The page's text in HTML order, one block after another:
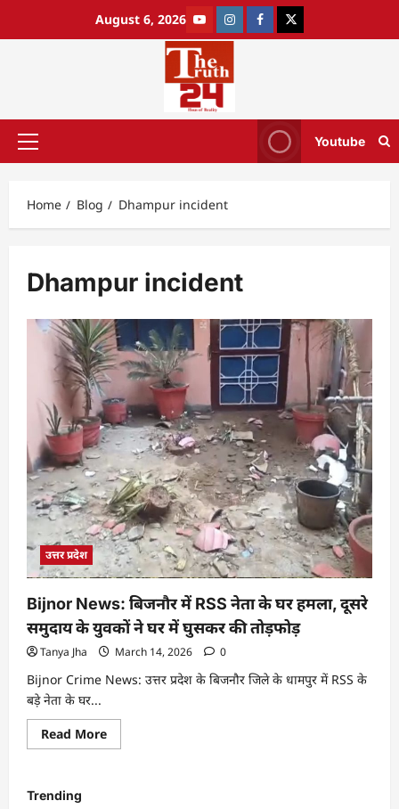
August 6, 2026
Youtube
Home Blog Dhampur incident
Dhampur incident
उत्तर प्रदेश
Bijnor News: बिजनौर में RSS नेता के घर हमला, दूसरे
समुदाय के युवकों ने घर में घुसकर की तोड़फोड़
Tanya Jha March 14, 2026 0
Bijnor Crime News: उत्तर प्रदेश के बिजनौर जिले के धामपुर में RSS के
बड़े नेता के घर...
Read More
Trending